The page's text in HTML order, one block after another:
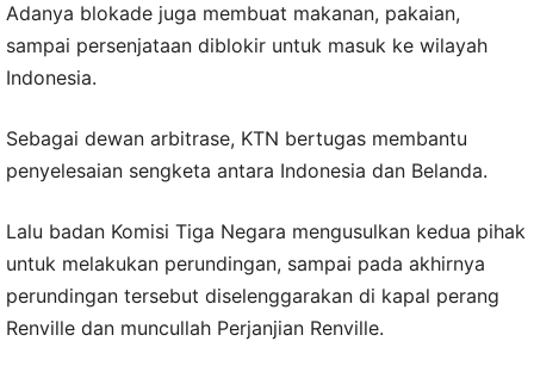
Adanya blokade juga membuat makanan, pakaian,
sampai persenjataan diblokir untuk masuk ke wilayah
Indonesia.
Sebagai dewan arbitrase, KTN bertugas membantu
penyelesaian sengketa antara Indonesia dan Belanda.
Lalu badan Komisi Tiga Negara mengusulkan kedua pihak
untuk melakukan perundingan, sampai pada akhirnya
perundingan tersebut diselenggarakan di kapal perang
Renville dan muncullah Perjanjian Renville.